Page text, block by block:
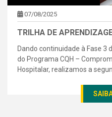
07/08/2025
TRILHA DE
Dando continuidade à Fase 3
do Programa CQH –
Hospitalar, realizamos a